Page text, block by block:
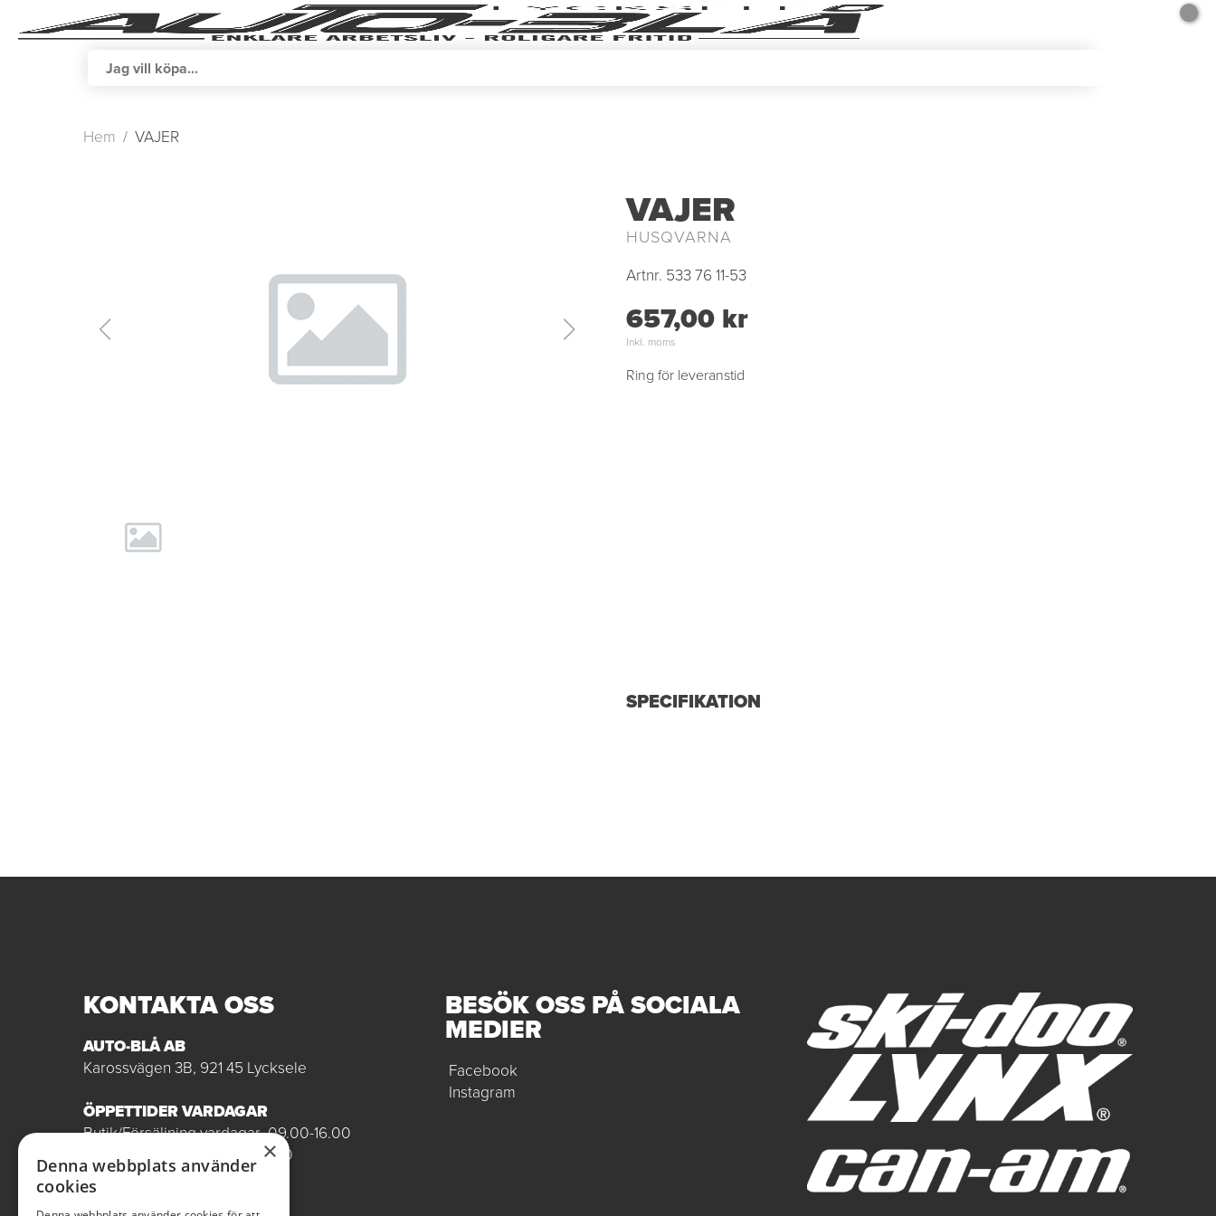
Hem VAJER
VAJER
HUSQVARNA
Artnr. 533 76 11-53
657,00 kr
Inkl. moms
Ring för leveranstid
SPECIFIKATION
KONTAKTA OSS
AUTO-BLÅ AB
Karossvägen 3B, 921 45 Lycksele
ÖPPETTIDER VARDAGAR
Butik/Försäljning vardagar 09.00-16.00
Verkstad vardagar 07.00-16.00
Röda dagar stängt
BESÖK OSS PÅ SOCIALA
MEDIER
Facebook
Instagram
×
Denna webbplats använder
cookies